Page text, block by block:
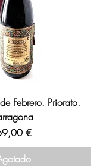
Febrero. Priorato.
€